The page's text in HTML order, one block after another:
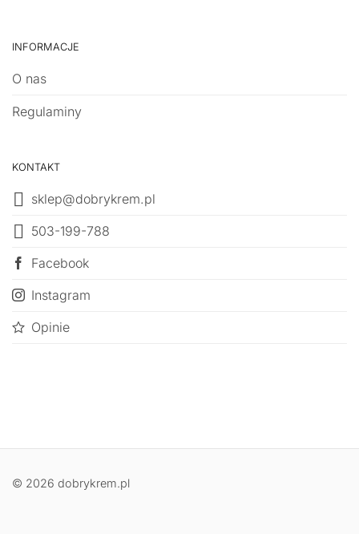
INFORMACJE
O nas
Regulaminy
KONTAKT
sklep@dobrykrem.pl
503-199-788
Facebook
Instagram
Opinie
© 2026 dobrykrem.pl